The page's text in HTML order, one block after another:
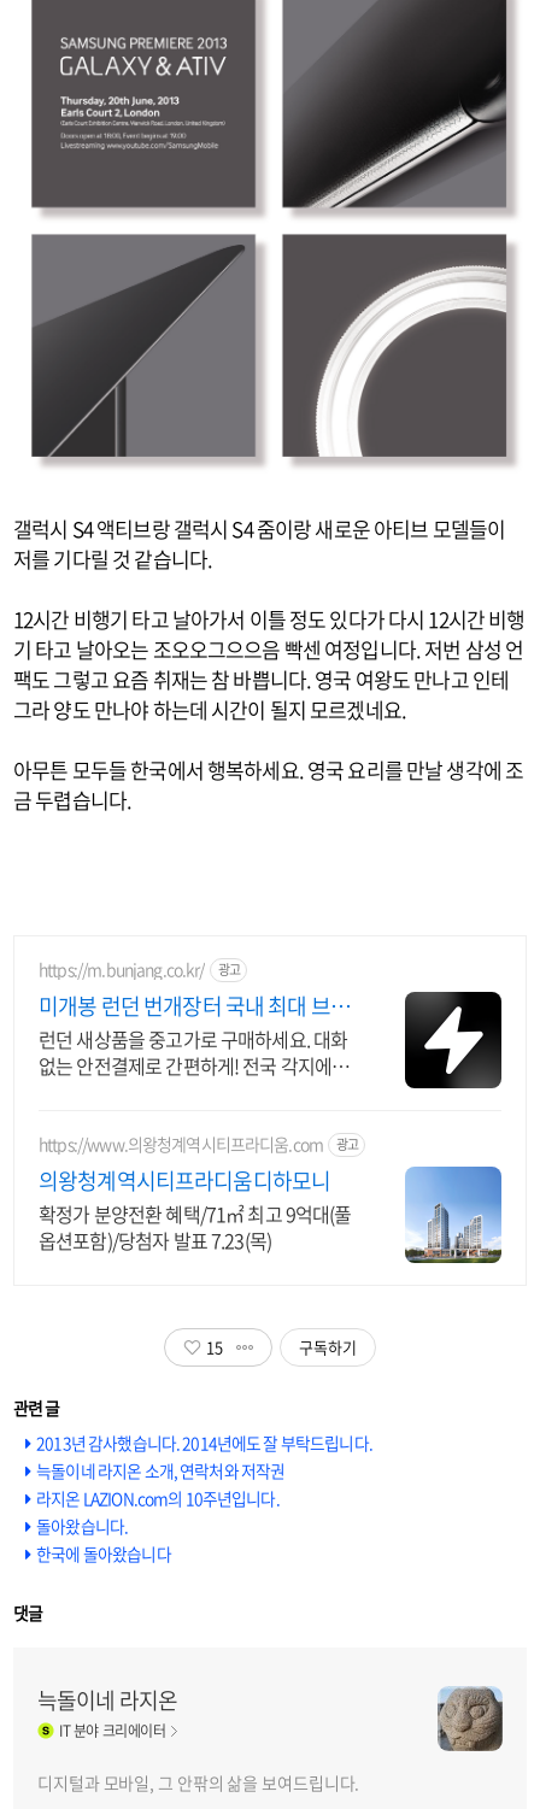
갤럭시 S4 액티브랑 갤럭시 S4 줌이랑 새로운 아티브 모델들이
저를 기다릴 것 같습니다.
12시간 비행기 타고 날아가서 이틀 정도 있다가 다시 12시간 비행
기 타고 날아오는 조오오그으으음 빡센 여정입니다. 저번 삼성 언
팩도 그렇고 요즘 취재는 참 바쁩니다. 영국 여왕도 만나고 인테
그라 양도 만나야 하는데 시간이 될지 모르겠네요.
아무튼 모두들 한국에서 행복하세요. 영국 요리를 만날 생각에 조
금 두렵습니다.
https://m.bunjang.co.kr/ 광고
미개봉 런던 번개장터 국내 최대 브랜
드 중고거래
런던 새상품을 중고가로 구매하세요. 대화
없는 안전결제로 간편하게! 전국 각지에서
https://www.의왕청계역시티프라디움.com 광고
의왕청계역시티프라디움디하모니
확정가 분양전환 혜택/71㎡ 최고 9억대(풀
옵션포함)/당첨자 발표 7.23(목)
15 구독하기
2013년 감사했습니다. 2014년에도 잘 부탁드립니다.
늑돌이네 라지온 소개, 연락처와 저작권
라지온 LAZION.com의 10주년입니다.
돌아왔습니다.
한국에 돌아왔습니다
댓글
늑돌이네 라지온
IT분야 크리에이터
디지털과 모바일, 그 안팎의 삶을 보여드립니다.